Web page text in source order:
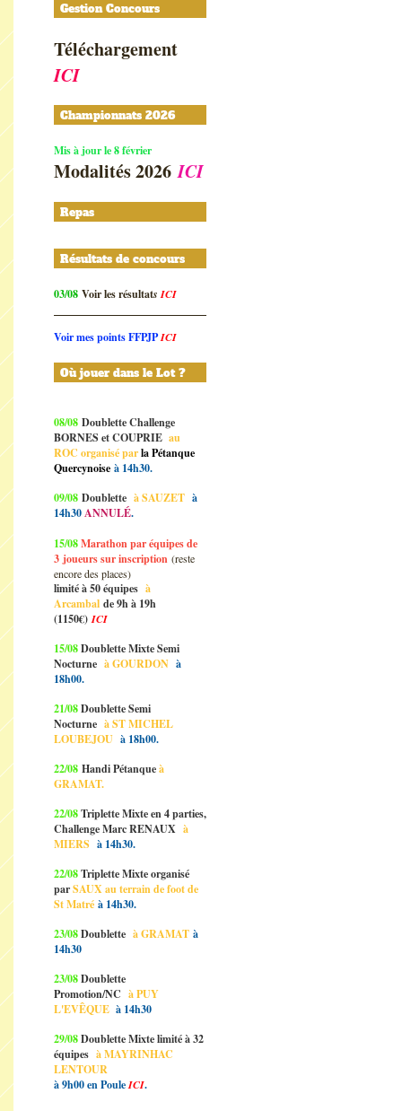
Gestion Concours
Téléchargement
ICI
Championnats 2026
Mis à jour le 8 février
Modalités 2026ICI
Repas
Résultats de concours
03/08 Voir les résultats ICI
Voir mes points FFPJPICI
Où jouer dans le Lot ?
08/08 Doublette Challenge
BORNES et COUPRIE au
ROC organisé parla Pétanque
Quercynoise à 14h30.
09/08 Doublette à SAUZET à
14h30ANNULÉ.
15/08Marathon par équipes de
3 joueurs sur inscription (reste
encore des places)
limité à 50 équipes à
Arcambal de 9h à 19h
(1150€)ICI
15/08Doublette Mixte Semi
Nocturne à GOURDON à
18h00.
21/08Doublette Semi
Nocturne à ST MICHEL
LOUBEJOU à 18h00.
22/08 Handi Pétanqueà
GRAMAT.
22/08Triplette Mixte en 4 parties,
Challenge Marc RENAUX à
MIERS à 14h30.
22/08Triplette Mixte organisé
parSAUX au terrain de foot de
St Matré à 14h30.
23/08Doublette à GRAMAT à
14h30
23/08Doublette
Promotion/NC à PUY
L'EVÊQUE à 14h30
29/08Doublette Mixte limité à 32
équipes à MAYRINHAC
LENTOUR
à 9h00 en PouleICI.